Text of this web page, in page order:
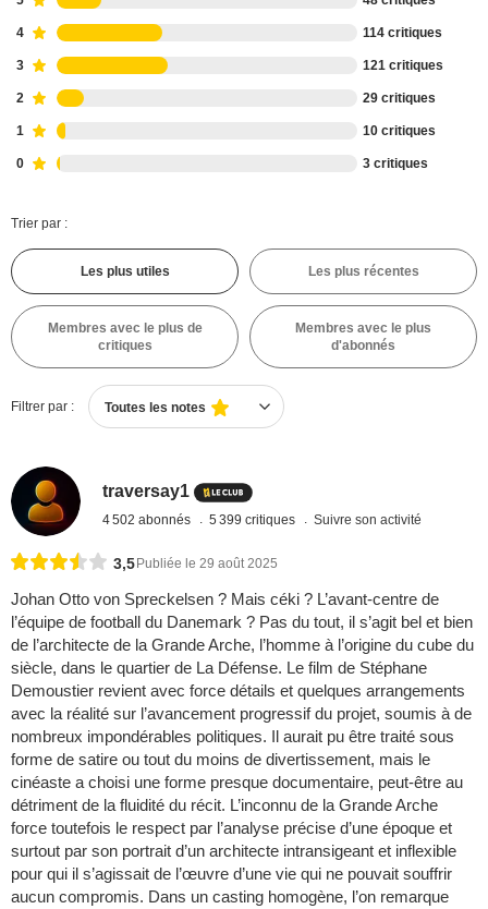
4 114 critiques
3 121 critiques
2 29 critiques
1 10 critiques
0 3 critiques
Trier par :
Les plus utiles Les plus récentes
Membres avec le plus de
critiques
Membres avec le plus
d'abonnés
Filtrer par : Toutes les notes
traversay1
4 502 abonnés 5 399 critiques Suivre son activité
3,5 Publiée le 29 août 2025
Johan Otto von Spreckelsen ? Mais céki ? L’avant-centre de
l’équipe de football du Danemark ? Pas du tout, il s’agit bel et bien
de l’architecte de la Grande Arche, l’homme à l’origine du cube du
siècle, dans le quartier de La Défense. Le film de Stéphane
Demoustier revient avec force détails et quelques arrangements
avec la réalité sur l’avancement progressif du projet, soumis à de
nombreux impondérables politiques. Il aurait pu être traité sous
forme de satire ou tout du moins de divertissement, mais le
cinéaste a choisi une forme presque documentaire, peut-être au
détriment de la fluidité du récit. L’inconnu de la Grande Arche
force toutefois le respect par l’analyse précise d’une époque et
surtout par son portrait d’un architecte intransigeant et inflexible
pour qui il s’agissait de l’œuvre d’une vie qui ne pouvait souffrir
aucun compromis. Dans un casting homogène, l’on remarque